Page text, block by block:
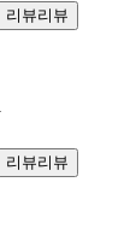
리뷰리뷰
리뷰리뷰